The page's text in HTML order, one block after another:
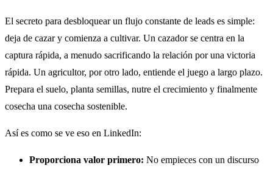
El secreto para desbloquear un flujo constante de leads es simple:
deja de cazar y comienza a cultivar. Un cazador se centra en la
captura rápida, a menudo sacrificando la relación por una victoria
rápida. Un agricultor, por otro lado, entiende el juego a largo plazo.
Prepara el suelo, planta semillas, nutre el crecimiento y finalmente
cosecha una cosecha sostenible.
Así es como se ve eso en LinkedIn:
Proporciona valor primero: No empieces con un discurso